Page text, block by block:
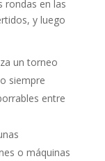
rondas en las
y luego
un torneo
siempre
entre
o máquinas